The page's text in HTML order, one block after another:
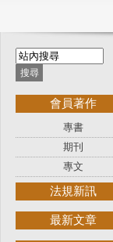
會員著作
專書
期刊
專文
法規新訊
最新文章